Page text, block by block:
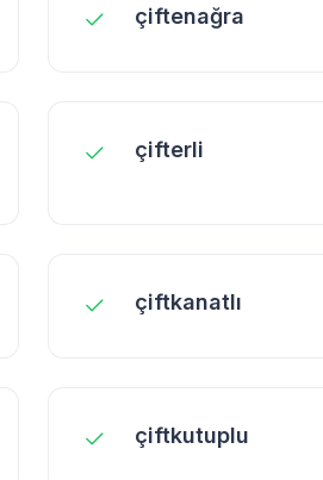
çiftenağra
çifterli
çiftkanatlı
çiftkutuplu